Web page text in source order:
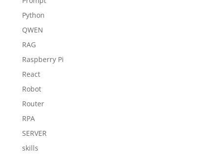
Python
QWEN
RAG
Raspberry Pi
React
Robot
Router
RPA
SERVER
skills